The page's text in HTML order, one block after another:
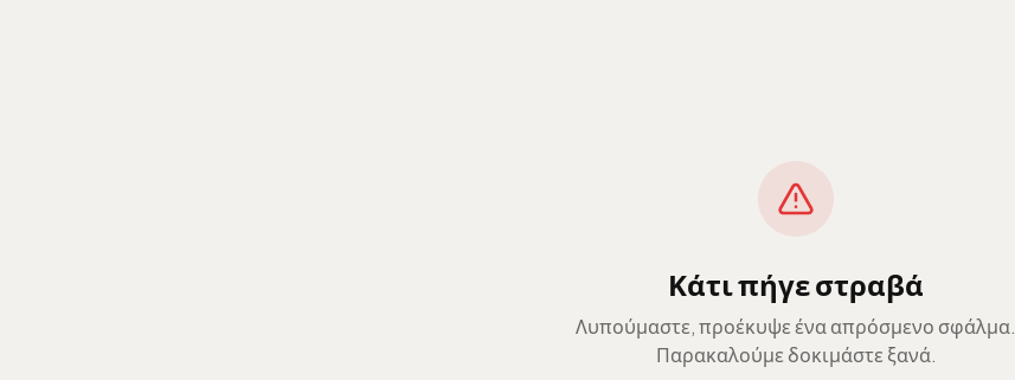
Κάτι πήγε στραβά
Λυπούμαστε, προέκυψε ένα απρόσμενο σφάλμα.
Παρακαλούμε δοκιμάστε ξανά.